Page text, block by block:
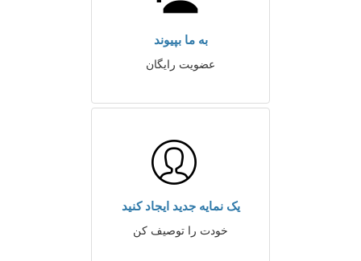
به ما بپیوند
عضویت رایگان
یک نمایه جدید ایجاد کنید
خودت را توصیف کن